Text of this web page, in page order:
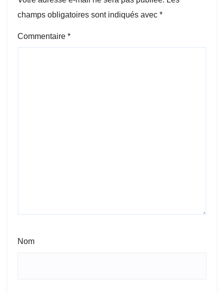
champs obligatoires sont indiqués avec *
Commentaire *
Nom